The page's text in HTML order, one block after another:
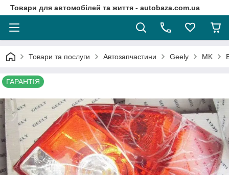
Товари для автомобілей та життя - autobaza.com.ua
Товари та послуги Автозапчастини Geely MK
ГАРАНТІЯ